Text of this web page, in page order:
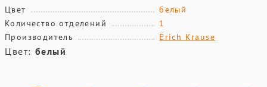
Цвет
белый
Количество отделений
1
Производитель
Erich Krause
Цвет: белый